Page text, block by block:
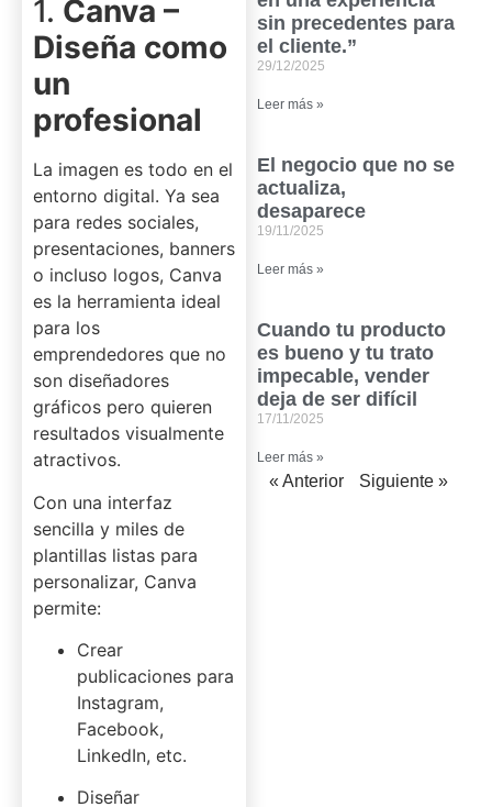
1. Canva –
Diseña como
un
profesional
La imagen es todo en el
entorno digital. Ya sea
para redes sociales,
presentaciones, banners
o incluso logos, Canva
es la herramienta ideal
para los
emprendedores que no
son diseñadores
gráficos pero quieren
resultados visualmente
atractivos.
Con una interfaz
sencilla y miles de
plantillas listas para
personalizar, Canva
permite:
Crear
publicaciones para
Instagram,
Facebook,
LinkedIn, etc.
Diseñar
sin precedentes para
el cliente.”
29/12/2025
Leer más »
El negocio que no se
actualiza,
desaparece
19/11/2025
Leer más »
Cuando tu producto
es bueno y tu trato
impecable, vender
deja de ser difícil
17/11/2025
Leer más »
« Anterior Siguiente »